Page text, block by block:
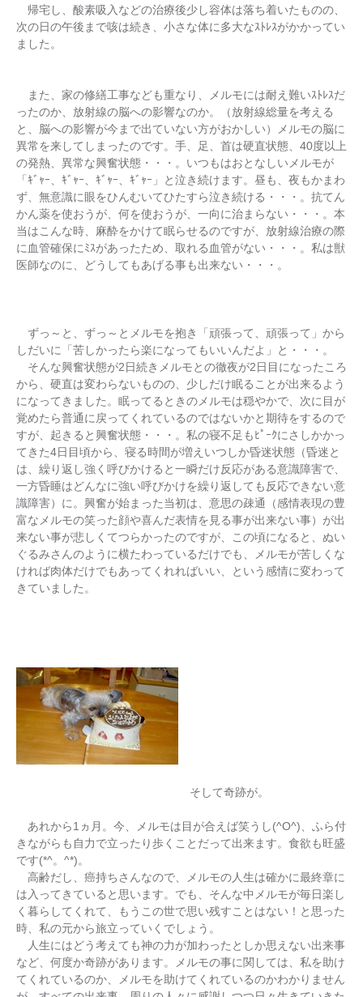
帰宅し、酸素吸入などの治療後少し容体は落ち着いたものの、
次の日の午後まで咳は続き、小さな体に多大なｽﾄﾚｽがかかってい
ました。
また、家の修繕工事なども重なり、メルモには耐え難いｽﾄﾚｽだ
ったのか、放射線の脳への影響なのか。（放射線総量を考える
と、脳への影響が今まで出ていない方がおかしい）メルモの脳に
異常を来してしまったのです。手、足、首は硬直状態、40度以上
の発熱、異常な興奮状態・・・。いつもはおとなしいメルモが
「ｷﾞｬｰ、ｷﾞｬｰ、ｷﾞｬｰ、ｷﾞｬｰ」と泣き続けます。昼も、夜もかまわ
ず、無意識に眼をひんむいてひたすら泣き続ける・・・。抗てん
かん薬を使おうが、何を使おうが、一向に治まらない・・・。本
当はこんな時、麻酔をかけて眠らせるのですが、放射線治療の際
に血管確保にﾐｽがあったため、取れる血管がない・・・。私は獣
医師なのに、どうしてもあげる事も出来ない・・・。
ずっ～と、ずっ～とメルモを抱き「頑張って、頑張って」から
しだいに「苦しかったら楽になってもいいんだよ」と・・・。
そんな興奮状態が2日続きメルモとの徹夜が2日目になったころ
から、硬直は変わらないものの、少しだけ眠ることが出来るよう
になってきました。眠ってるときのメルモは穏やかで、次に目が
覚めたら普通に戻ってくれているのではないかと期待をするので
すが、起きると興奮状態・・・。私の寝不足もﾋﾟｰｸにさしかかっ
てきた4日目頃から、寝る時間が増えいつしか昏迷状態（昏迷と
は、繰り返し強く呼びかけると一瞬だけ反応がある意識障害で、
一方昏睡はどんなに強い呼びかけを繰り返しても反応できない意
識障害）に。興奮が始まった当初は、意思の疎通（感情表現の豊
富なメルモの笑った顔や喜んだ表情を見る事が出来ない事）が出
来ない事が悲しくてつらかったのですが、この頃になると、ぬい
ぐるみさんのように横たわっているだけでも、メルモが苦しくな
ければ肉体だけでもあってくれればいい、という感情に変わって
きていました。
そして奇跡が。
あれから1ヵ月。今、メルモは目が合えば笑うし(^O^)、ふら付
きながらも自力で立ったり歩くことだって出来ます。食欲も旺盛
です(*^。^*)。
高齢だし、癌持ちさんなので、メルモの人生は確かに最終章に
は入ってきていると思います。でも、そんな中メルモが毎日楽し
く暮らしてくれて、もうこの世で思い残すことはない！と思った
時、私の元から旅立っていくでしょう。
人生にはどう考えても神の力が加わったとしか思えない出来事
など、何度か奇跡があります。メルモの事に関しては、私を助け
てくれているのか、メルモを助けてくれているのかわかりません